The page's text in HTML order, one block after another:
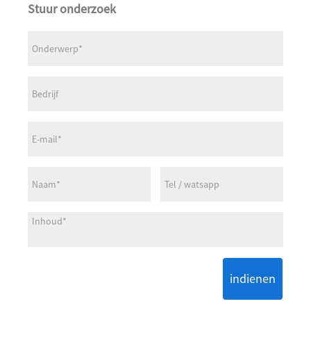
Stuur onderzoek
indienen